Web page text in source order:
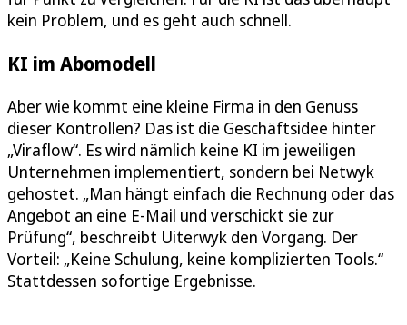
kein Problem, und es geht auch schnell.
KI im Abomodell
Aber wie kommt eine kleine Firma in den Genuss
dieser Kontrollen? Das ist die Geschäftsidee hinter
„Viraflow“. Es wird nämlich keine KI im jeweiligen
Unternehmen implementiert, sondern bei Netwyk
gehostet. „Man hängt einfach die Rechnung oder das
Angebot an eine E-Mail und verschickt sie zur
Prüfung“, beschreibt Uiterwyk den Vorgang. Der
Vorteil: „Keine Schulung, keine komplizierten Tools.“
Stattdessen sofortige Ergebnisse.